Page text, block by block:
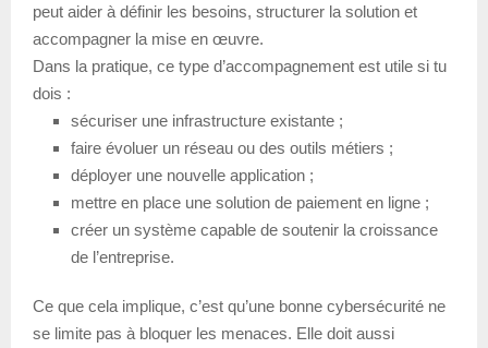
peut aider à définir les besoins, structurer la solution et
accompagner la mise en œuvre.
Dans la pratique, ce type d’accompagnement est utile si tu
dois :
sécuriser une infrastructure existante ;
faire évoluer un réseau ou des outils métiers ;
déployer une nouvelle application ;
mettre en place une solution de paiement en ligne ;
créer un système capable de soutenir la croissance
de l’entreprise.
Ce que cela implique, c’est qu’une bonne cybersécurité ne
se limite pas à bloquer les menaces. Elle doit aussi